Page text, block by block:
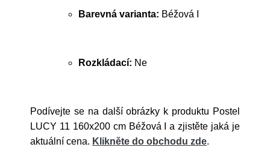
Barevná varianta: Béžová I
Rozkládací: Ne
Podívejte se na další obrázky k produktu Postel
LUCY 11 160x200 cm Béžová I a zjistěte jaká je
aktuální cena. Klikněte do obchodu zde.